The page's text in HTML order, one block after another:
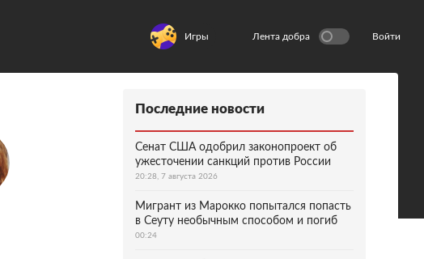
Игры Лента добра Войти
Последние новости
Сенат США одобрил законопроект об
ужесточении санкций против России
20:28, 7 августа 2026
Мигрант из Марокко попытался попасть
в Сеуту необычным способом и погиб
00:24